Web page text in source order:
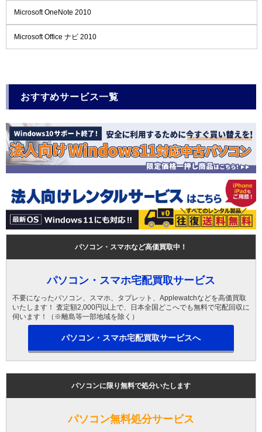
Microsoft OneNote 2010
Microsoft Office ナビ 2010
おすすめサービス一覧
パソコン・スマホなど高価買取中！
パソコン・スマホ宅配買取サービス
不要になったパソコン、スマホ、タブレット、Applewatchなどを高価買取
いたします！ 査定額2,000円以上で、日本全国どこへでも無料で宅配回収に
伺います！（※離島等一部地域を除く）
パソコン・スマホ宅配買取サービスへ
パソコンに限り無料で処分いたします
パソコン無料処分サービス